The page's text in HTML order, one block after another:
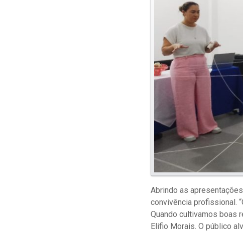
Abrindo as
convivência profissional.
Quando cultivamos boas
Elifio Morais. O público